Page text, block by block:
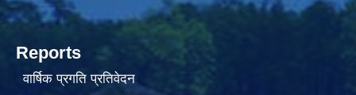
Reports
वार्षिक प्रगति प्रतिवेदन